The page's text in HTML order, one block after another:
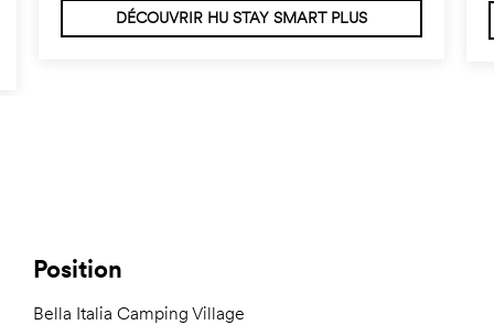
DÉCOUVRIR HU STAY SMART PLUS
Position
Bella Italia Camping Village